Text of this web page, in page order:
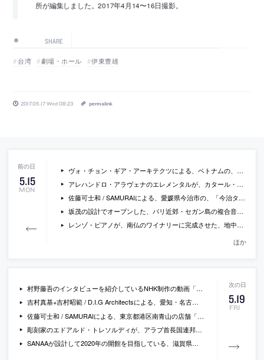
所が編集しました。2017年4月14〜16日撮影。
SHARE
台湾 劇場・ホール 伊東豊雄
2017.05.17 Wed 08:23 permalink
5.15
MON
ヴォ・チョン・ギア・アーキテクツによる、ベトナムの、ファサード部分に竹を大量に植えている住宅「bamboo house」の写真など
アレハンドロ・アラヴェナのエレメンタルが、カタール・ドーハの新しいアート施設の設計コンペに勝利。最終候補にはアトリエ・ワンや石上純也なども
佐藤可士和 / SAMURAIによる、愛媛県今治市の、「今治タオル本店」・「今治タオルLAB」
坂茂の設計でオープンした、パリ近郊・セガン島の複合音楽施設「ラ・セーヌ・ミュジカル」の写真
レンゾ・ピアノが、南仏のワイナリーに完成させた、地中に埋まるように建てられた写真展示用パヴィリオンの写真
ほか
5.19
FRI
村野藤吾のインタビューを紹介しているNHK制作の動画「建築には人間の生命に対する 慎重な配慮が必要である」
吉村真基+吉村昭範 / D.I.G Architectsによる、愛知・名古屋の住宅「丘のふもとの十字架構」
佐藤可士和 / SAMURAIによる、東京都港区南青山の店舗「DIFFERENCE 青山店」
彫刻家のエドアルド・トレソルディが、アラブ首長国連邦・アブダビでの王室のイベントの為に制作した、CGのようにも見えるワイヤーメッシュ製の古典の柱やドームを模した会場デザイン
SANAAが設計して2020年の開館を目指している、滋賀県立近代美術館の増築・改修計画を、一般向けに分かりやすく紹介する冊子(PDF)